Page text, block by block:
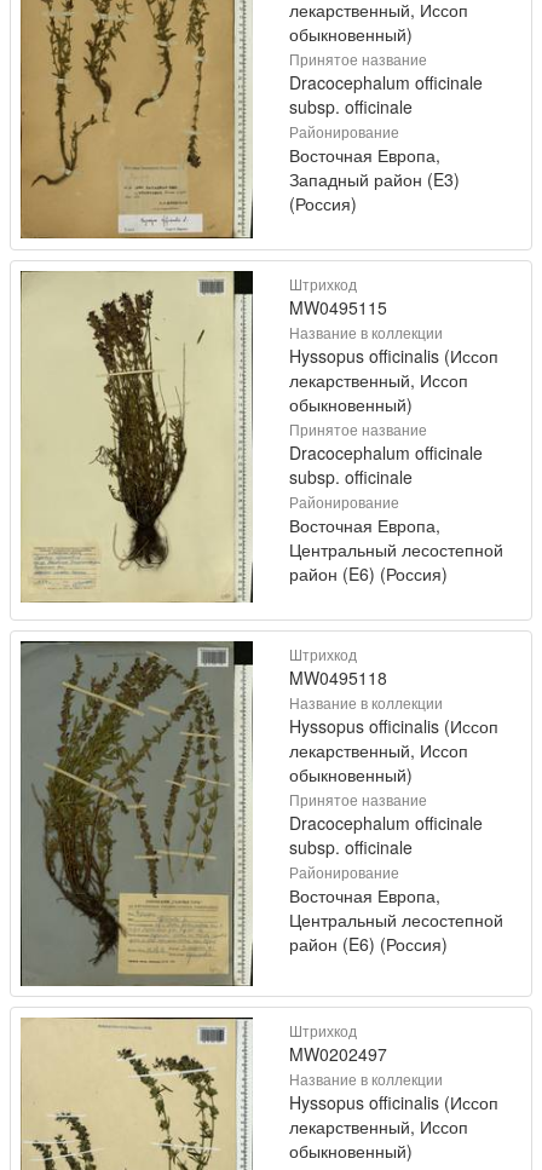
лекарственный, Иссоп
обыкновенный)
Принятое название
Dracocephalum officinale
subsp. officinale
Районирование
Восточная Европа,
Западный район (E3)
(Россия)
Штрихкод
MW0495115
Название в коллекции
Hyssopus officinalis (Иссоп
лекарственный, Иссоп
обыкновенный)
Принятое название
Dracocephalum officinale
subsp. officinale
Районирование
Восточная Европа,
Центральный лесостепной
район (E6) (Россия)
Штрихкод
MW0495118
Название в коллекции
Hyssopus officinalis (Иссоп
лекарственный, Иссоп
обыкновенный)
Принятое название
Dracocephalum officinale
subsp. officinale
Районирование
Восточная Европа,
Центральный лесостепной
район (E6) (Россия)
Штрихкод
MW0202497
Название в коллекции
Hyssopus officinalis (Иссоп
лекарственный, Иссоп
обыкновенный)